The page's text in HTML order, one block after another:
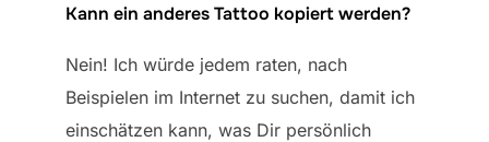
Kann ein anderes Tattoo kopiert werden?
Nein! Ich würde jedem raten, nach
Beispielen im Internet zu suchen, damit ich
einschätzen kann, was Dir persönlich